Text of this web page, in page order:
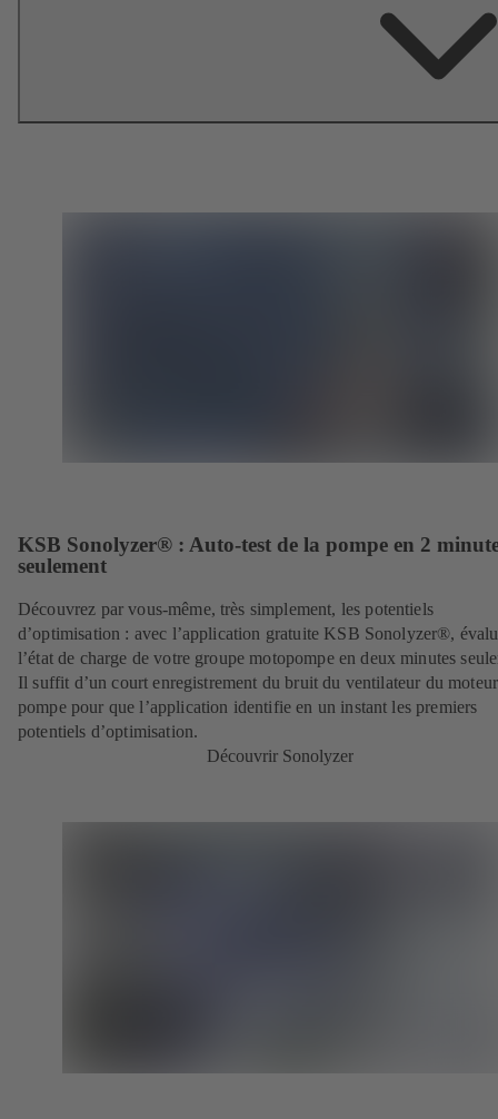
KSB Sonolyzer® : Auto-test de la pompe en 2
seulement
Découvrez par vous-même, très simplement, les potentiels
d’optimisation : avec l’application gratuite KSB Sonolyzer®,
l’état de charge de votre groupe motopompe en deux minutes
Il suffit d’un court enregistrement du bruit du ventilateur du
pompe pour que l’application identifie en un instant les premiers
potentiels d’optimisation.
Découvrir Sonolyzer